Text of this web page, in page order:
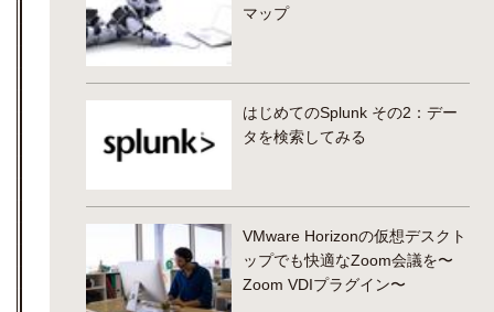
マップ
はじめてのSplunk その2：デー
タを検索してみる
VMware Horizonの仮想デスクト
ップでも快適なZoom会議を〜
Zoom VDIプラグイン〜